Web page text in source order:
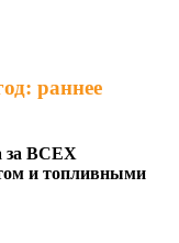
раннее
за ВСЕХ
и топливными